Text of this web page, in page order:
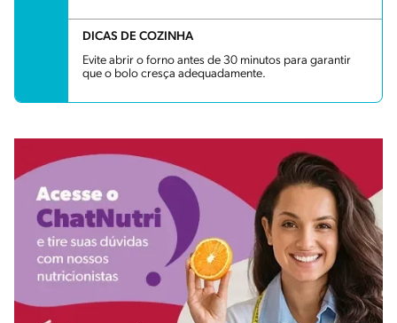
DICAS DE COZINHA
Evite abrir o forno antes de 30 minutos para garantir
que o bolo cresça adequadamente.